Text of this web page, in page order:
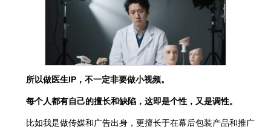
所以做医生IP，不一定非要做小视频。
每个人都有自己的擅长和缺陷，这即是个性，又是调性。
比如我是做传媒和广告出身，更擅长于在幕后包装产品和推广